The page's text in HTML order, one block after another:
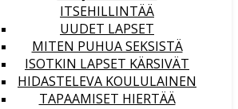
ITSEHILLINTÄÄ
UUDET LAPSET
MITEN PUHUA SEKSISTÄ
ISOTKIN LAPSET KÄRSIVÄT
HIDASTELEVA KOULULAINEN
TAPAAMISET HIERTÄÄ